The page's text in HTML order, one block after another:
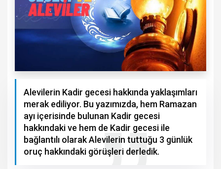
Alevilerin Kadir gecesi hakkında yaklaşımları
merak ediliyor. Bu yazımızda, hem Ramazan
ayı içerisinde bulunan Kadir gecesi
hakkındaki ve hem de Kadir gecesi ile
bağlantılı olarak Alevilerin tuttuğu 3 günlük
oruç hakkındaki görüşleri derledik.